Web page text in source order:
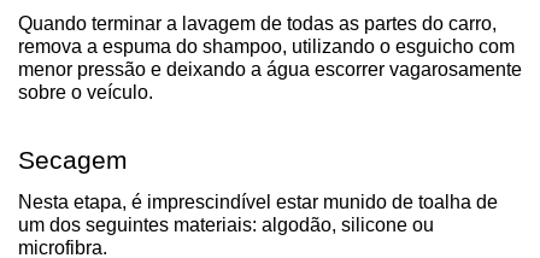
Quando terminar a lavagem de todas as partes do carro,
remova a espuma do shampoo, utilizando o esguicho com
menor pressão e deixando a água escorrer vagarosamente
sobre o veículo.
Secagem
Nesta etapa, é imprescindível estar munido de toalha de
um dos seguintes materiais: algodão, silicone ou
microfibra.